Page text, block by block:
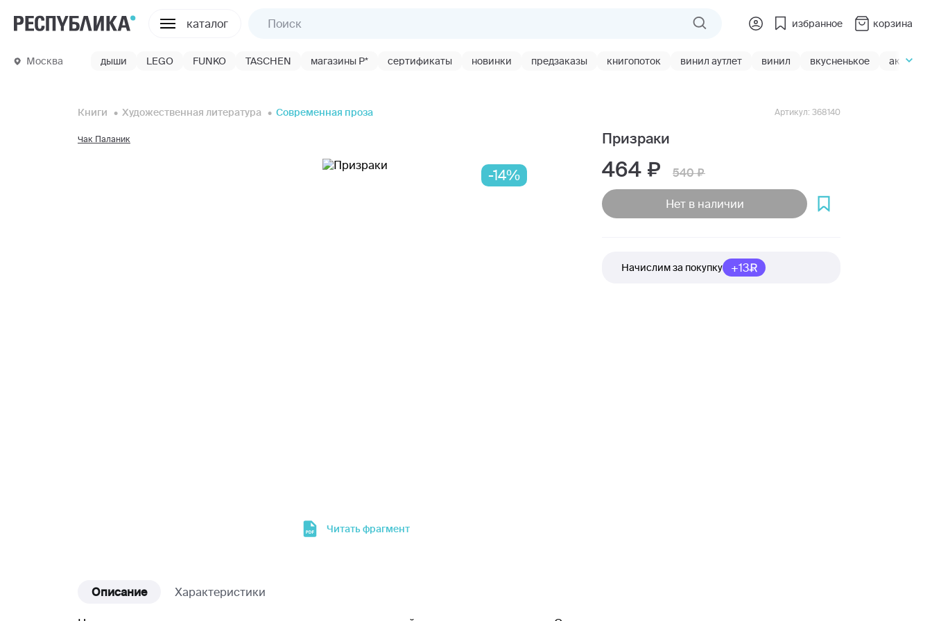
каталог избранное корзина
Москва дыши LEGO FUNKO TASCHEN магазины Р* сертификаты новинки предзаказы книгопоток винил аутлет винил вкусненькое акции
Книги Художественная литература Современная проза
-14%
Читать фрагмент
Чак Паланик Призраки
Артикул: 368140
464 540
Нет в наличии
Начислим за покупку +13
Описание Характеристики